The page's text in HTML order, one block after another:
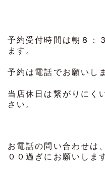
予約受付時間は朝８：
ます。
予約は電話でお願いし
当店休日は繋がりにく
さい。
お電話の問い合わせは
００過ぎにお願いしま